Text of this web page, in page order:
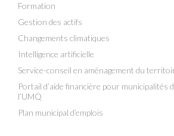
Formation
Gestion des actifs
Changements climatiques
Intelligence artificielle
Service-conseil en aménagement du
Portail d’aide financière pour municipalités
l’UMQ
Plan municipal d’emplois